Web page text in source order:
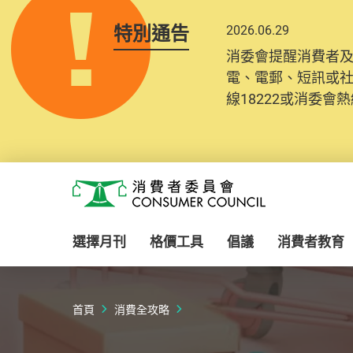
特別通告 2026.06.29
消委會提醒消費者
電、電郵、短訊或
線18222或消委會
消費者委員會
選擇月刊 格價工具 倡議 消費者教育
首頁 消費全攻略